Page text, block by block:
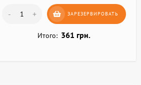
- + ЗАРЕЗЕРВИРОВАТЬ
Итого: 361 грн.